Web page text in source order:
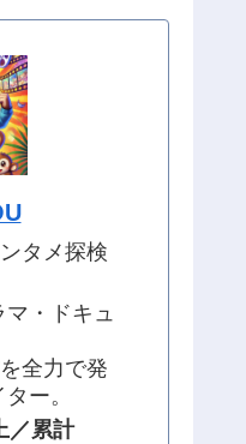
タメ探検
・ドキュ
全力で発
ー。
／累計